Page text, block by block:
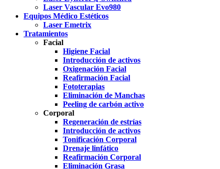
Laser Vascular Evo980
Equipos Médico Estéticos
Laser Emetrix
Tratamientos
Facial
Higiene Facial
Introducción de activos
Oxigenación Facial
Reafirmación Facial
Fototerapias
Eliminación de Manchas
Peeling de carbón activo
Corporal
Regeneración de estrías
Introducción de activos
Tonificación Corporal
Drenaje linfático
Reafirmación Corporal
Eliminación Grasa